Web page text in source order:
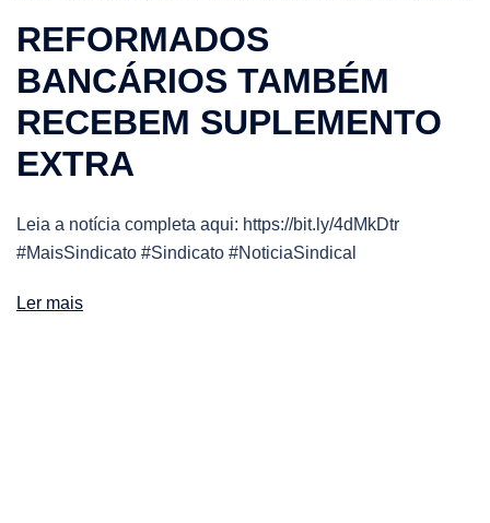
REFORMADOS
BANCÁRIOS TAMBÉM
RECEBEM SUPLEMENTO
EXTRA
Leia a notícia completa aqui: https://bit.ly/4dMkDtr
#MaisSindicato #Sindicato #NoticiaSindical
Ler mais